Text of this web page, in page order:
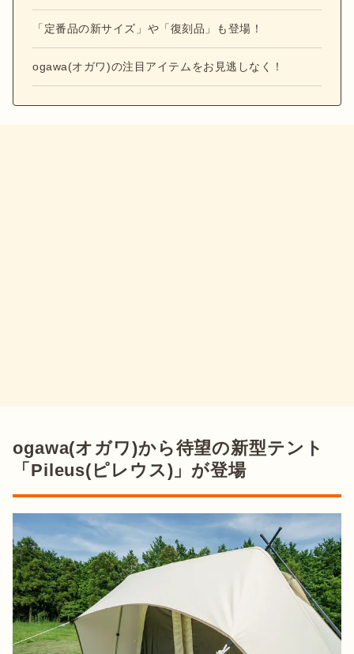
「定番品の新サイズ」や「復刻品」も登場！
ogawa(オガワ)の注目アイテムをお見逃しなく！
ogawa(オガワ)から待望の新型テント
「Pileus(ピレウス)」が登場